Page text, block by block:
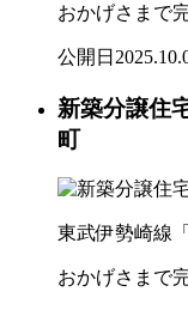
おかげさまで
公開日
新築分譲住
町
東武伊勢崎線
おかげさまで